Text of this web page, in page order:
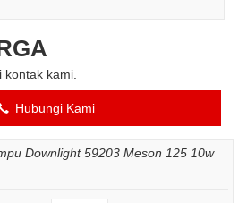
kontak kami.
Hubungi Kami
Downlight 59203 Meson 125 10w